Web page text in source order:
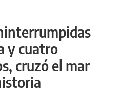
y cuatro
cruzó el mar